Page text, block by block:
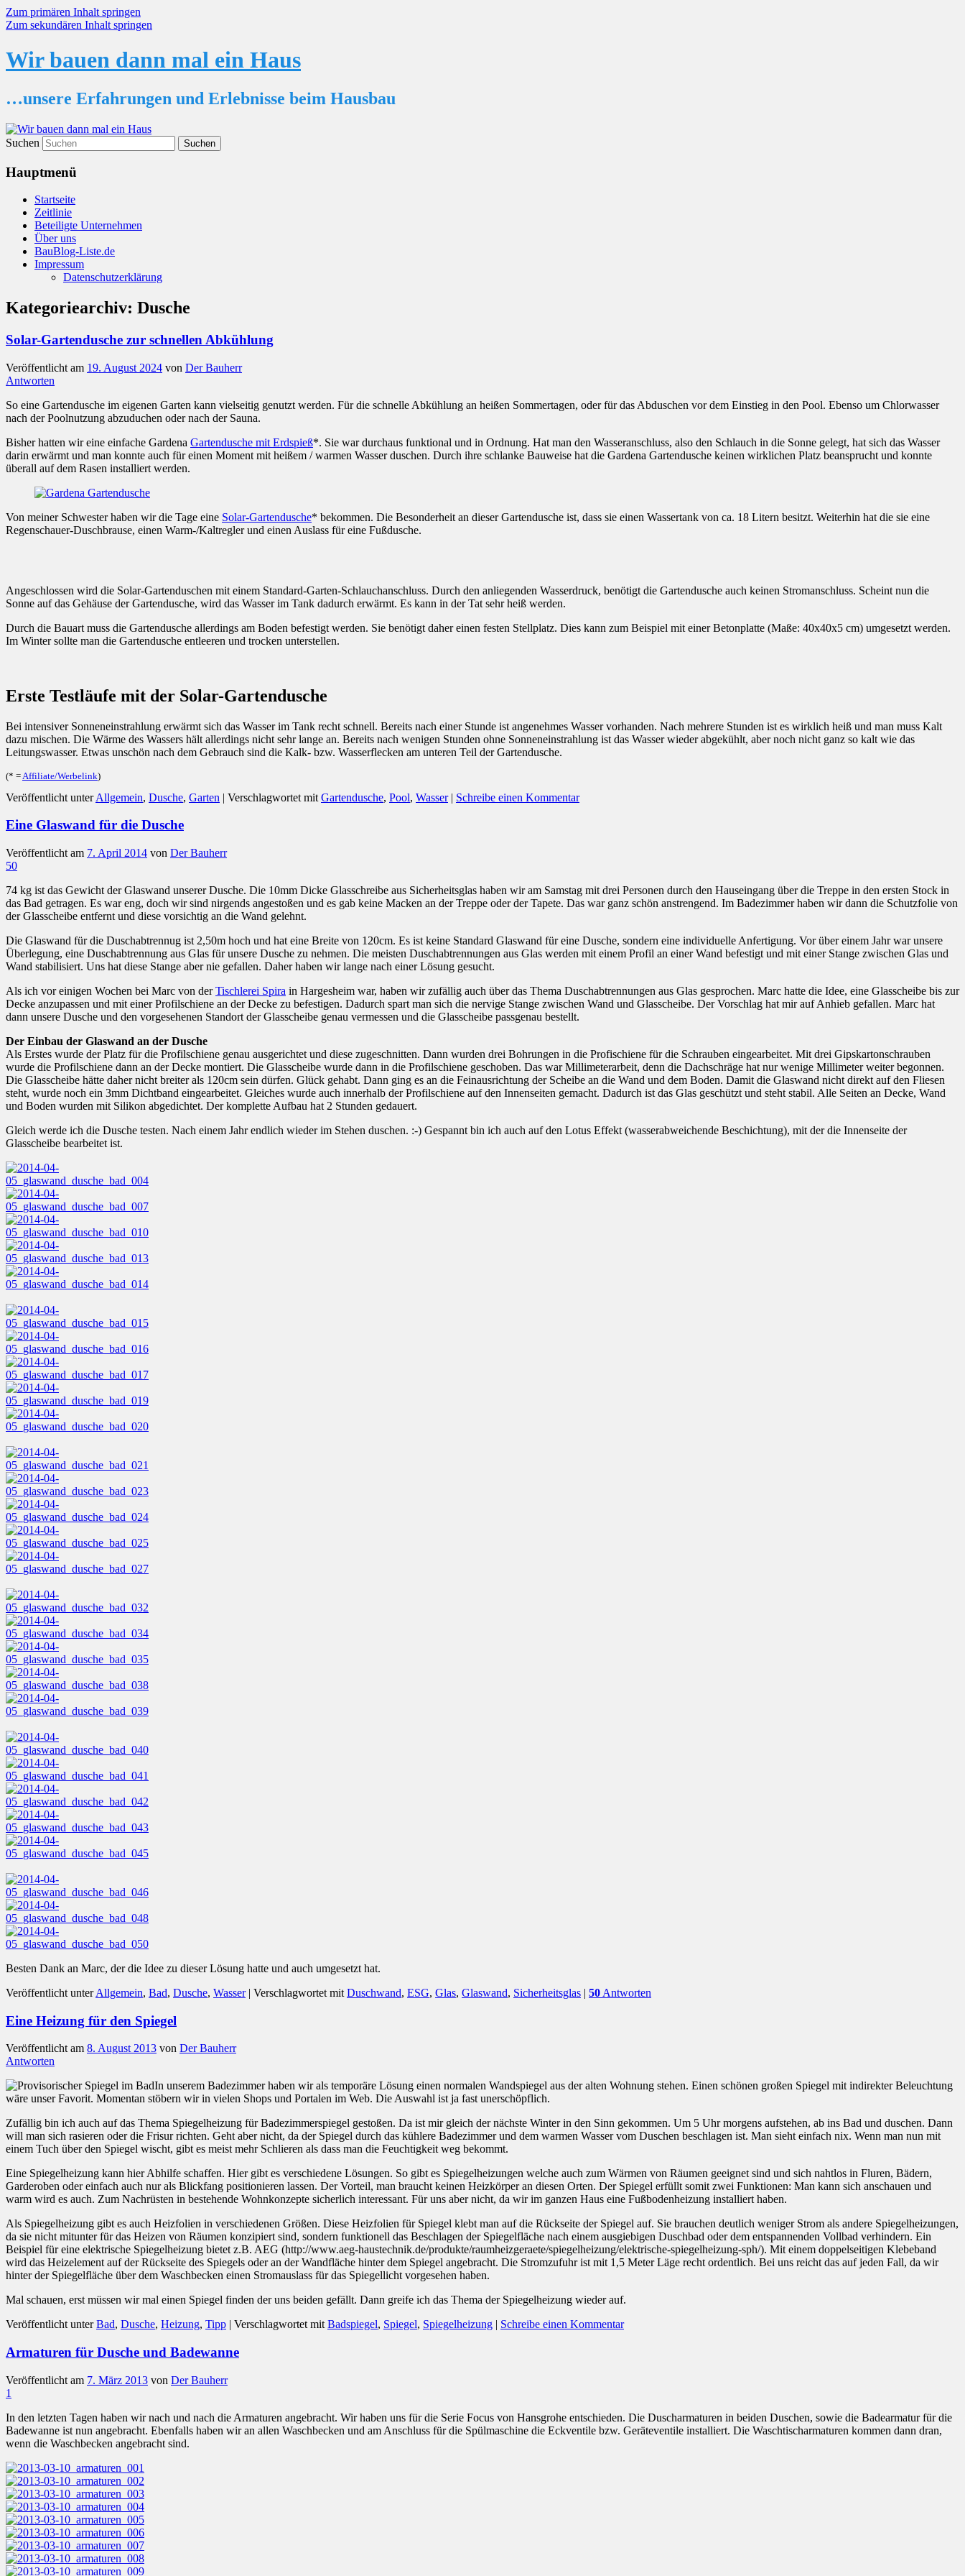
Zum primären Inhalt springen
Zum sekundären Inhalt springen
Wir bauen dann mal ein Haus
…unsere Erfahrungen und Erlebnisse beim Hausbau
Suchen
Hauptmenü
Startseite
Zeitlinie
Beteiligte Unternehmen
Über uns
BauBlog-Liste.de
Impressum
Datenschutzerklärung
Kategoriearchiv: Dusche
Solar-Gartendusche zur schnellen Abkühlung
Veröffentlicht am 19. August 2024 von Der Bauherr
Antworten
So eine Gartendusche im eigenen Garten kann vielseitig genutzt werden. Für die schnelle Abkühlung an heißen Sommertagen, oder für das Abduschen vor dem Einstieg in den Pool. Ebenso um Chlorwasser
nach der Poolnutzung abzuduchen oder nach der Sauna.
Bisher hatten wir eine einfache Gardena Gartendusche mit Erdspieß*. Sie war durchaus funktional und in Ordnung. Hat man den Wasseranschluss, also den Schlauch in die Sonne gelegt, hat sich das Wasser
darin erwärmt und man konnte auch für einen Moment mit heißem / warmen Wasser duschen. Durch ihre schlanke Bauweise hat die Gardena Gartendusche keinen wirklichen Platz beansprucht und konnte
überall auf dem Rasen installiert werden.
Von meiner Schwester haben wir die Tage eine Solar-Gartendusche* bekommen. Die Besonderheit an dieser Gartendusche ist, dass sie einen Wassertank von ca. 18 Litern besitzt. Weiterhin hat die sie eine
Regenschauer-Duschbrause, einen Warm-/Kaltregler und einen Auslass für eine Fußdusche.
Angeschlossen wird die Solar-Gartenduschen mit einem Standard-Garten-Schlauchanschluss. Durch den anliegenden Wasserdruck, benötigt die Gartendusche auch keinen Stromanschluss. Scheint nun die
Sonne auf das Gehäuse der Gartendusche, wird das Wasser im Tank dadurch erwärmt. Es kann in der Tat sehr heiß werden.
Durch die Bauart muss die Gartendusche allerdings am Boden befestigt werden. Sie benötigt daher einen festen Stellplatz. Dies kann zum Beispiel mit einer Betonplatte (Maße: 40x40x5 cm) umgesetzt werden.
Im Winter sollte man die Gartendusche entleeren und trocken unterstellen.
Erste Testläufe mit der Solar-Gartendusche
Bei intensiver Sonneneinstrahlung erwärmt sich das Wasser im Tank recht schnell. Bereits nach einer Stunde ist angenehmes Wasser vorhanden. Nach mehrere Stunden ist es wirklich heiß und man muss Kalt
dazu mischen. Die Wärme des Wassers hält allerdings nicht sehr lange an. Bereits nach wenigen Stunden ohne Sonneneinstrahlung ist das Wasser wieder abgekühlt, aber noch nicht ganz so kalt wie das
Leitungswasser. Etwas unschön nach dem Gebrauch sind die Kalk- bzw. Wasserflecken am unteren Teil der Gartendusche.
(* = Affiliate/Werbelink)
Veröffentlicht unter Allgemein, Dusche, Garten | Verschlagwortet mit Gartendusche, Pool, Wasser | Schreibe einen Kommentar
Eine Glaswand für die Dusche
Veröffentlicht am 7. April 2014 von Der Bauherr
50
74 kg ist das Gewicht der Glaswand unserer Dusche. Die 10mm Dicke Glasschreibe aus Sicherheitsglas haben wir am Samstag mit drei Personen durch den Hauseingang über die Treppe in den ersten Stock in
das Bad getragen. Es war eng, doch wir sind nirgends angestoßen und es gab keine Macken an der Treppe oder der Tapete. Das war ganz schön anstrengend. Im Badezimmer haben wir dann die Schutzfolie von
der Glasscheibe entfernt und diese vorsichtig an die Wand gelehnt.
Die Glaswand für die Duschabtrennug ist 2,50m hoch und hat eine Breite von 120cm. Es ist keine Standard Glaswand für eine Dusche, sondern eine individuelle Anfertigung. Vor über einem Jahr war unsere
Überlegung, eine Duschabtrennung aus Glas für unsere Dusche zu nehmen. Die meisten Duschabtrennungen aus Glas werden mit einem Profil an einer Wand befestigt und mit einer Stange zwischen Glas und
Wand stabilisiert. Uns hat diese Stange aber nie gefallen. Daher haben wir lange nach einer Lösung gesucht.
Als ich vor einigen Wochen bei Marc von derTischlerei Spira in Hargesheim war, haben wir zufällig auch über das Thema Duschabtrennungen aus Glas gesprochen. Marc hatte die Idee, eine Glasscheibe bis zur
Decke anzupassen und mit einer Profilschiene an der Decke zu befestigen. Dadurch spart man sich die nervige Stange zwischen Wand und Glasscheibe. Der Vorschlag hat mir auf Anhieb gefallen. Marc hat
dann unsere Dusche und den vorgesehenen Standort der Glasscheibe genau vermessen und die Glasscheibe passgenau bestellt.
Der Einbau der Glaswand an der Dusche
Als Erstes wurde der Platz für die Profilschiene genau ausgerichtet und diese zugeschnitten. Dann wurden drei Bohrungen in die Profischiene für die Schrauben eingearbeitet. Mit drei Gipskartonschrauben
wurde die Profilschiene dann an der Decke montiert. Die Glasscheibe wurde dann in die Profilschiene geschoben. Das war Millimeterarbeit, denn die Dachschräge hat nur wenige Millimeter weiter begonnen.
Die Glasscheibe hätte daher nicht breiter als 120cm sein dürfen. Glück gehabt. Dann ging es an die Feinausrichtung der Scheibe an die Wand und dem Boden. Damit die Glaswand nicht direkt auf den Fliesen
steht, wurde noch ein 3mm Dichtband eingearbeitet. Gleiches wurde auch innerhalb der Profilschiene auf den Innenseiten gemacht. Dadurch ist das Glas geschützt und steht stabil. Alle Seiten an Decke, Wand
und Boden wurden mit Silikon abgedichtet. Der komplette Aufbau hat 2 Stunden gedauert.
Gleich werde ich die Dusche testen. Nach einem Jahr endlich wieder im Stehen duschen. :-) Gespannt bin ich auch auf den Lotus Effekt (wasserabweichende Beschichtung), mit der die Innenseite der
Glasscheibe bearbeitet ist.
Besten Dank an Marc, der die Idee zu dieser Lösung hatte und auch umgesetzt hat.
Veröffentlicht unter Allgemein, Bad, Dusche, Wasser | Verschlagwortet mit Duschwand, ESG, Glas, Glaswand, Sicherheitsglas | 50 Antworten
Eine Heizung für den Spiegel
Veröffentlicht am 8. August 2013 von Der Bauherr
Antworten
In unserem Badezimmer haben wir als temporäre Lösung einen normalen Wandspiegel aus der alten Wohnung stehen. Einen schönen großen Spiegel mit indirekter Beleuchtung
wäre unser Favorit. Momentan stöbern wir in vielen Shops und Portalen im Web. Die Auswahl ist ja fast unerschöpflich.
Zufällig bin ich auch auf das Thema Spiegelheizung für Badezimmerspiegel gestoßen. Da ist mir gleich der nächste Winter in den Sinn gekommen. Um 5 Uhr morgens aufstehen, ab ins Bad und duschen. Dann
will man sich rasieren oder die Frisur richten. Geht aber nicht, da der Spiegel durch das kühlere Badezimmer und dem warmen Wasser vom Duschen beschlagen ist. Man sieht einfach nix. Wenn man nun mit
einem Tuch über den Spiegel wischt, gibt es meist mehr Schlieren als dass man die Feuchtigkeit weg bekommt.
Eine Spiegelheizung kann hier Abhilfe schaffen. Hier gibt es verschiedene Lösungen. So gibt es Spiegelheizungen welche auch zum Wärmen von Räumen geeignet sind und sich nahtlos in Fluren, Bädern,
Garderoben oder einfach auch nur als Blickfang positionieren lassen. Der Vorteil, man braucht keinen Heizkörper an diesen Orten. Der Spiegel erfüllt somit zwei Funktionen: Man kann sich anschauen und
warm wird es auch. Zum Nachrüsten in bestehende Wohnkonzepte sicherlich interessant. Für uns aber nicht, da wir im ganzen Haus eine Fußbodenheizung installiert haben.
Als Spiegelheizung gibt es auch Heizfolien in verschiedenen Größen. Diese Heizfolien für Spiegel klebt man auf die Rückseite der Spiegel auf. Sie brauchen deutlich weniger Strom als andere Spiegelheizungen,
da sie nicht mitunter für das Heizen von Räumen konzipiert sind, sondern funktionell das Beschlagen der Spiegelfläche nach einem ausgiebigen Duschbad oder dem entspannenden Vollbad verhindern. Ein
Beispiel für eine elektrische Spiegelheizung bietet z.B. AEG (http://www.aeg-haustechnik.de/produkte/raumheizgeraete/spiegelheizung/elektrische-spiegelheizung-sph/). Mit einem doppelseitigen Klebeband
wird das Heizelement auf der Rückseite des Spiegels oder an der Wandfläche hinter dem Spiegel angebracht. Die Stromzufuhr ist mit 1,5 Meter Läge recht ordentlich. Bei uns reicht das auf jeden Fall, da wir
hinter der Spiegelfläche über dem Waschbecken einen Stromauslass für das Spiegellicht vorgesehen haben.
Mal schauen, erst müssen wir mal einen Spiegel finden der uns beiden gefällt. Dann greife ich das Thema der Spiegelheizung wieder auf.
Veröffentlicht unter Bad, Dusche, Heizung, Tipp | Verschlagwortet mit Badspiegel, Spiegel, Spiegelheizung | Schreibe einen Kommentar
Armaturen für Dusche und Badewanne
Veröffentlicht am 7. März 2013 von Der Bauherr
1
In den letzten Tagen haben wir nach und nach die Armaturen angebracht. Wir haben uns für die Serie Focus von Hansgrohe entschieden. Die Duscharmaturen in beiden Duschen, sowie die Badearmatur für die
Badewanne ist nun angebracht. Ebenfalls haben wir an allen Waschbecken und am Anschluss für die Spülmaschine die Eckventile bzw. Geräteventile installiert. Die Waschtischarmaturen kommen dann dran,
wenn die Waschbecken angebracht sind.